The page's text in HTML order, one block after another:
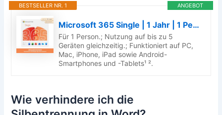
ANGEBOT
BESTSELLER NR. 1
Microsoft 365 Single | 1 Jahr | 1 Person | Office Apps mit KI | 1 TB Cloudspeicher | Abo mit automatischer Verlängerung
Für 1 Person.; Nutzung auf bis zu 5
Geräten gleichzeitig.; Funktioniert auf PC,
Mac, iPhone, iPad sowie Android-
Smartphones und -Tablets¹ ².
Wie verhindere ich die